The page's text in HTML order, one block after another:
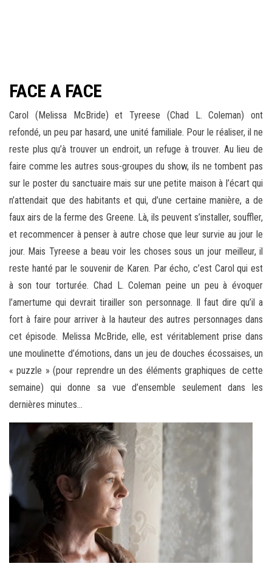
FACE A FACE
Carol (Melissa McBride) et Tyreese (Chad L. Coleman) ont
refondé, un peu par hasard, une unité familiale. Pour le réaliser, il ne
reste plus qu’à trouver un endroit, un refuge à trouver. Au lieu de
faire comme les autres sous-groupes du show, ils ne tombent pas
sur le poster du sanctuaire mais sur une petite maison à l’écart qui
n’attendait que des habitants et qui, d’une certaine manière, a de
faux airs de la ferme des Greene. Là, ils peuvent s’installer, souffler,
et recommencer à penser à autre chose que leur survie au jour le
jour. Mais Tyreese a beau voir les choses sous un jour meilleur, il
reste hanté par le souvenir de Karen. Par écho, c’est Carol qui est
à son tour torturée. Chad L. Coleman peine un peu à évoquer
l’amertume qui devrait tirailler son personnage. Il faut dire qu’il a
fort à faire pour arriver à la hauteur des autres personnages dans
cet épisode. Melissa McBride, elle, est véritablement prise dans
une moulinette d’émotions, dans un jeu de douches écossaises, un
« puzzle » (pour reprendre un des éléments graphiques de cette
semaine) qui donne sa vue d’ensemble seulement dans les
dernières minutes…